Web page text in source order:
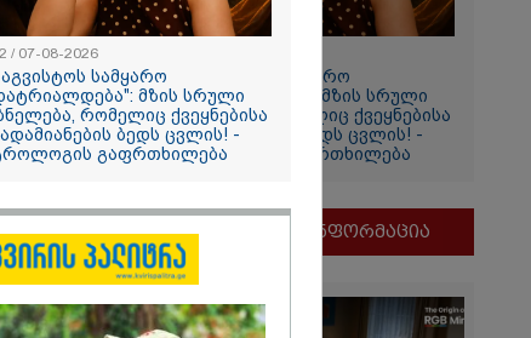
"12 აგვისტოს სამყარო
გადატრიალდება": მზის სრული
დაბნელება, რომელიც ქვეყნებისა
და ადამიანების ბედს ცვლის! -
ასტროლოგის გაფრთხილება
მნიშვნელოვანი ინფორმაცია
/ 07-08-2026
აგვისტოს სამყარო
მზის სრული
რომელიც ქვეყნებისა
ბედს ცვლის! -
გაფრთხილება